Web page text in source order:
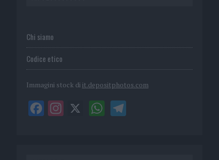
Chi siamo
Codice etico
Immagini stock di it.depositphotos.com